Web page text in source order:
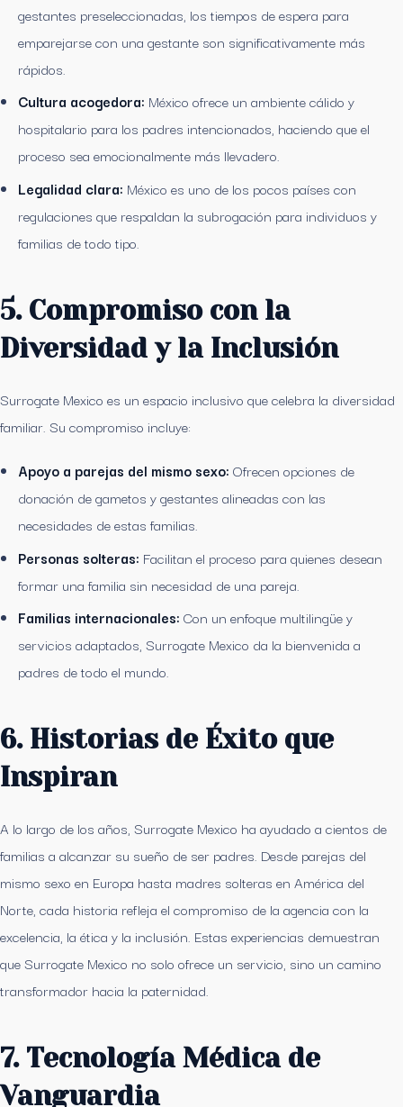
gestantes preseleccionadas, los tiempos de espera para
emparejarse con una gestante son significativamente más
rápidos.
Cultura acogedora: México ofrece un ambiente cálido y
hospitalario para los padres intencionados, haciendo que el
proceso sea emocionalmente más llevadero.
Legalidad clara: México es uno de los pocos países con
regulaciones que respaldan la subrogación para individuos y
familias de todo tipo.
5. Compromiso con la
Diversidad y la Inclusión
Surrogate Mexico es un espacio inclusivo que celebra la diversidad
familiar. Su compromiso incluye:
Apoyo a parejas del mismo sexo: Ofrecen opciones de
donación de gametos y gestantes alineadas con las
necesidades de estas familias.
Personas solteras: Facilitan el proceso para quienes desean
formar una familia sin necesidad de una pareja.
Familias internacionales: Con un enfoque multilingüe y
servicios adaptados, Surrogate Mexico da la bienvenida a
padres de todo el mundo.
6. Historias de Éxito que
Inspiran
A lo largo de los años, Surrogate Mexico ha ayudado a cientos de
familias a alcanzar su sueño de ser padres. Desde parejas del
mismo sexo en Europa hasta madres solteras en América del
Norte, cada historia refleja el compromiso de la agencia con la
excelencia, la ética y la inclusión. Estas experiencias demuestran
que Surrogate Mexico no solo ofrece un servicio, sino un camino
transformador hacia la paternidad.
7. Tecnología Médica de
Vanguardia